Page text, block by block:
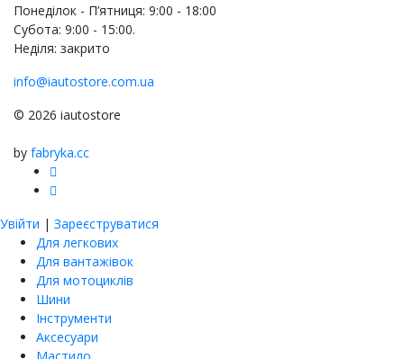
Понеділок - П’ятниця: 9:00 - 18:00
Субота: 9:00 - 15:00.
Неділя: закрито
info@iautostore.com.ua
© 2026 iautostore
by fabryka.cc
Увійти | Зареєструватися
Для легкових
Для вантажівок
Для мотоциклів
Шини
Інструменти
Аксесуари
Мастило